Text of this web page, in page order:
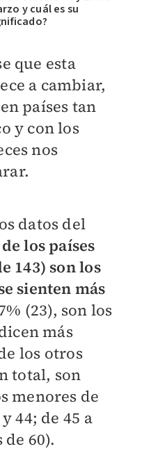
y cuál es su
que esta
a cambiar,
países tan
y con los
nos
datos del
los países
143) son los
sienten más
(23), son los
más
los otros
total, son
menores de
44; de 45 a
60).